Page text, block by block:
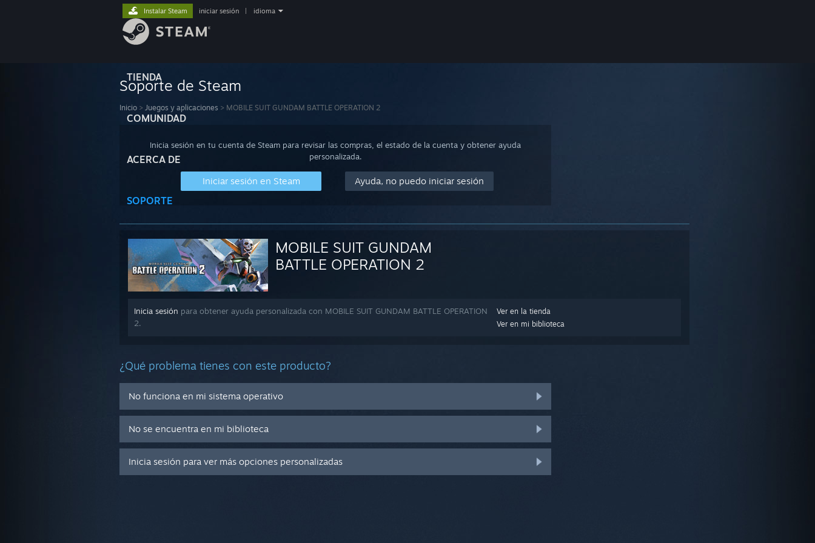
TIENDA
COMUNIDAD
ACERCA DE
SOPORTE
Instalar Steam iniciar sesión idioma
Soporte de Steam
Inicio > Juegos y aplicaciones > MOBILE SUIT GUNDAM BATTLE OPERATION 2
Inicia sesión en tu cuenta de Steam para revisar las compras, el estado de la cuenta y obtener ayuda
personalizada.
Iniciar sesión en Steam Ayuda, no puedo iniciar sesión
MOBILE SUIT GUNDAM
BATTLE OPERATION 2
Ver en la tienda
Ver en mi biblioteca
Inicia sesión para obtener ayuda personalizada con MOBILE SUIT GUNDAM BATTLE OPERATION
2.
¿Qué problema tienes con este producto?
No funciona en mi sistema operativo
No se encuentra en mi biblioteca
Inicia sesión para ver más opciones personalizadas